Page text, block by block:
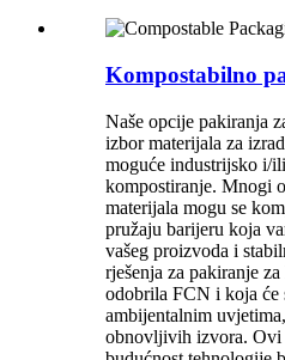
Kompostabilno
Naše opcije pakiranja
izbor materijala za
moguće industrijsko i/
kompostiranje. Mnogi
materijala mogu se
pružaju barijeru koja
vašeg proizvoda i
rješenja za pakiranje
odobrila FCN i koja će
ambijentalnim
obnovljivih izvora. Ovi